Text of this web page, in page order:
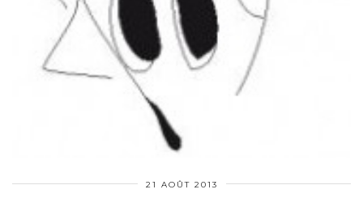
21 AOÛT 2013